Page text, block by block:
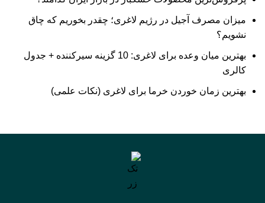
میزان مصرف آجیل در رژیم لاغری؛ چقدر بخوریم که چاق
نشویم؟
بهترین میان وعده برای لاغری: 10 گزینه سیرکننده + جدول
کالری
بهترین زمان خوردن خرما برای لاغری (نکات علمی)